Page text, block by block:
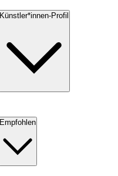
Künstler*innen-Profil
Empfohlen